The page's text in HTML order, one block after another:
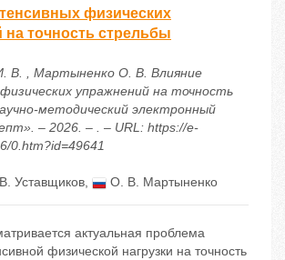
физических
на точность стрельбы
В. , Мартыненко О. В. Влияние
упражнений на точность
методический электронный
– 2026. – . – URL: https://e-
0.htm?id=49641
Уставщиков, О. В. Мартыненко
актуальная проблема
физической нагрузки на точность